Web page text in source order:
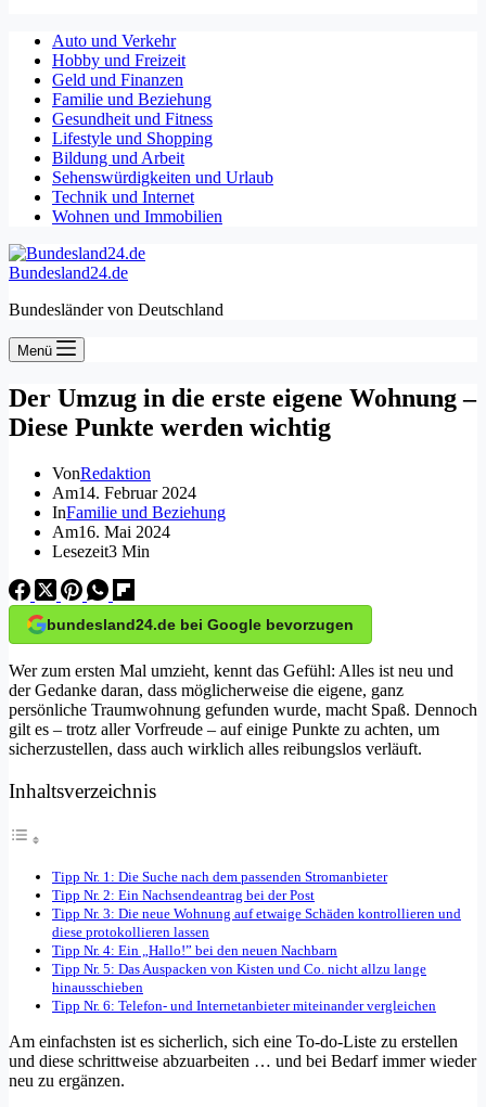
Auto und Verkehr
Hobby und Freizeit
Geld und Finanzen
Familie und Beziehung
Gesundheit und Fitness
Lifestyle und Shopping
Bildung und Arbeit
Sehenswürdigkeiten und Urlaub
Technik und Internet
Wohnen und Immobilien
Bundesland24.de
Bundesländer von Deutschland
Menü
Der Umzug in die erste eigene Wohnung –
Diese Punkte werden wichtig
VonRedaktion
Am14. Februar 2024
InFamilie und Beziehung
Am16. Mai 2024
Lesezeit3 Min
bundesland24.de bei Google bevorzugen
Wer zum ersten Mal umzieht, kennt das Gefühl: Alles ist neu und
der Gedanke daran, dass möglicherweise die eigene, ganz
persönliche Traumwohnung gefunden wurde, macht Spaß. Dennoch
gilt es – trotz aller Vorfreude – auf einige Punkte zu achten, um
sicherzustellen, dass auch wirklich alles reibungslos verläuft.
Inhaltsverzeichnis
Tipp Nr. 1: Die Suche nach dem passenden Stromanbieter
Tipp Nr. 2: Ein Nachsendeantrag bei der Post
Tipp Nr. 3: Die neue Wohnung auf etwaige Schäden kontrollieren und
diese protokollieren lassen
Tipp Nr. 4: Ein „Hallo!” bei den neuen Nachbarn
Tipp Nr. 5: Das Auspacken von Kisten und Co. nicht allzu lange
hinausschieben
Tipp Nr. 6: Telefon- und Internetanbieter miteinander vergleichen
Am einfachsten ist es sicherlich, sich eine To-do-Liste zu erstellen
und diese schrittweise abzuarbeiten … und bei Bedarf immer wieder
neu zu ergänzen.